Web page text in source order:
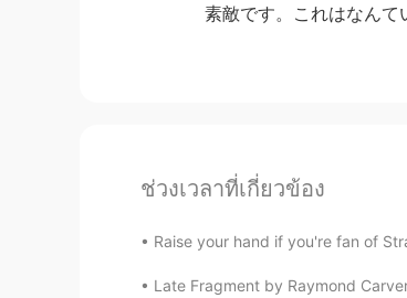
素敵です。これはなんて
ช่วงเวลาที่เกี่ยวข้อง
Raise your hand if you're fan of
Late Fragment by Raymond